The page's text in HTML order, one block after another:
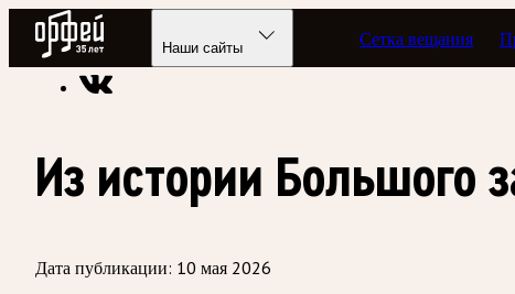
Радио Орфей
Наши сайты Сетка вещания
Радио классической музыки «Орфей» Новости
Из истории Большого
Дата публикации: 10 мая 2026